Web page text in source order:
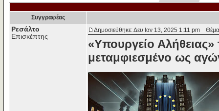
Συγγραφέας
Ρεσάλτο
Επισκέπτης
Δημοσιεύθηκε: Δευ Ιαν 13, 2025 1:11 pm Θέμα
«Υπουργείο
μεταμφιεσμένο ως